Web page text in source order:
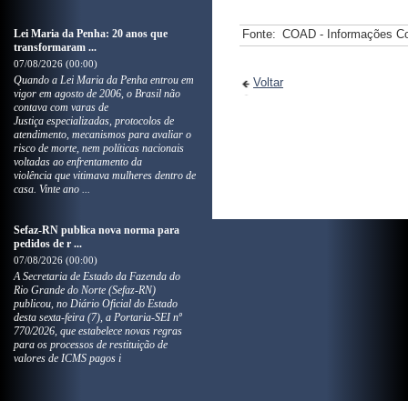
Lei Maria da Penha: 20 anos que
transformaram ...
07/08/2026 (00:00)
Quando a Lei Maria da Penha entrou em
vigor em agosto de 2006, o Brasil não
contava com varas de
Justiça especializadas, protocolos de
atendimento, mecanismos para avaliar o
risco de morte, nem políticas nacionais
voltadas ao enfrentamento da
violência que vitimava mulheres dentro de
casa. Vinte ano ...
Sefaz-RN publica nova norma para
pedidos de r ...
07/08/2026 (00:00)
A Secretaria de Estado da Fazenda do
Rio Grande do Norte (Sefaz-RN)
publicou, no Diário Oficial do Estado
desta sexta-feira (7), a Portaria-SEI nº
770/2026, que estabelece novas regras
para os processos de restituição de
valores de ICMS pagos i
Fonte: COAD - Informações
Voltar